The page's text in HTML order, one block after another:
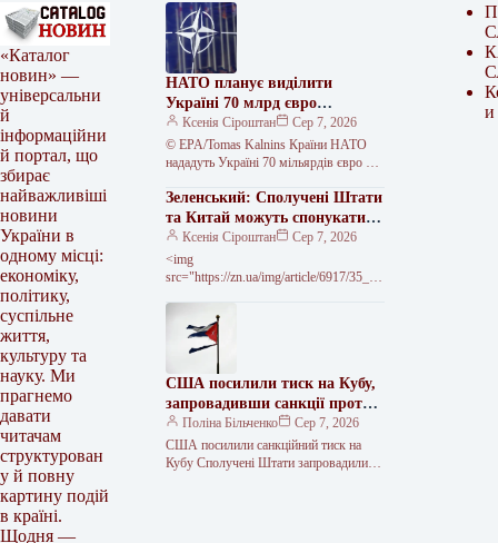
«Каталог
новин» —
універсальни
й
інформаційни
й портал, що
збирає
найважливіші
новини
України в
одному місці:
економіку,
політику,
суспільне
життя,
культуру та
науку. Ми
прагнемо
давати
читачам
структурован
у й повну
картину подій
в країні.
Щодня —
НАТО планує виділити
Україні 70 млрд євро
військової допомоги у 2026
році
Ксенія Сіроштан
Сер 7, 2026
© EPA/Tomas Kalnins Країни НАТО
нададуть Україні 70 мільярдів євро на
військового обладнання у 2026 році.…
Зеленський: Сполучені Штати
та Китай можуть спонукати
Росію до миру
Ксенія Сіроштан
Сер 7, 2026
<img
src="https://zn.ua/img/article/6917/35_ma
alt="Зеленський: Вашингтон і Пекін
можуть змусити Москву захотіти
миру" width="630" height="340" ©
Офіс Президента України Президент
Володимир Зеленський…
США посилили тиск на Кубу,
запровадивши санкції проти
фігурантів збройних
закупівель
Поліна Більченко
Сер 7, 2026
США посилили санкційний тиск на
Кубу Сполучені Штати запровадили
и